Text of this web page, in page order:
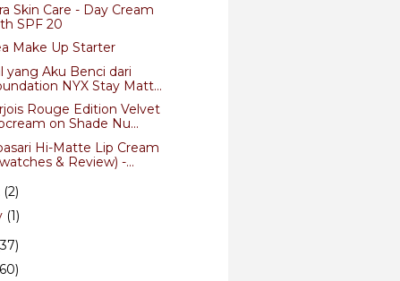
Skin Care - Day Cream
SPF 20
Make Up Starter
yang Aku Benci dari
NYX Stay Matt...
Rouge Edition Velvet
on Shade Nu...
Hi-Matte Lip Cream
& Review) -...
(2)
(1)